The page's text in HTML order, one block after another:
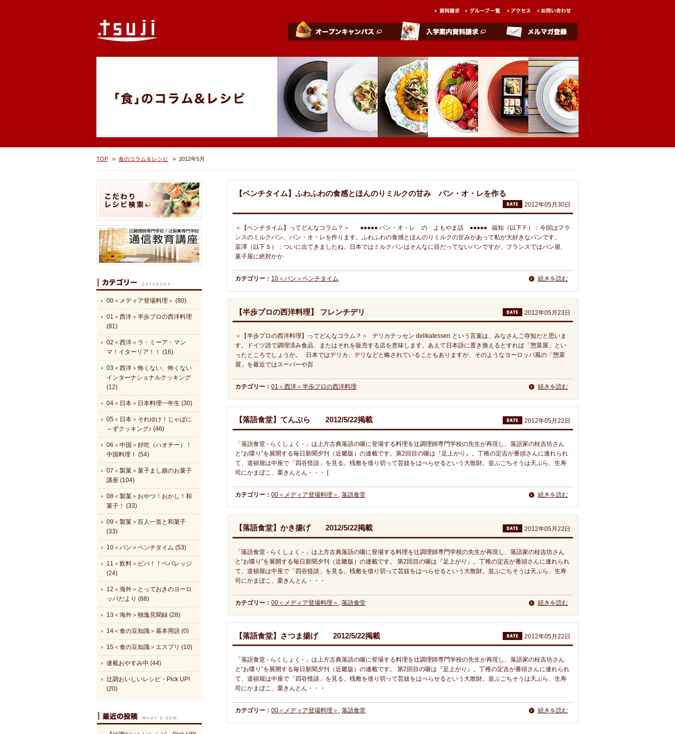
TOP 食のコラム＆レシピ 2012年5月
【ベンチタイム】ふわふわの食感とほんのりミルクの甘み パン・オ・レを作る
2012年05月30日
＜【ベンチタイム】ってどんなコラム？＞ ●●●●● パン・オ・レ の よもやま話 ●●●●● 福知（以下Ｆ）：今回はフラ
ンスのミルクパン、パン・オ・レを作ります。ふわふわの食感とほんのりミルクの甘みがあって私が大好きなパンです。
韮澤（以下Ｓ）：ついに出てきましたね。日本ではミルクパンはそんなに目だってないパンですが、フランスではパン屋、
菓子屋に絶対かか
カテゴリー： 10＜パン＞ベンチタイム 続きを読む
【半歩プロの西洋料理】 フレンチデリ 2012年05月23日
＜【半歩プロの西洋料理】ってどんなコラム？＞ デリカテッセン delikatessen という言葉は、みなさんご存知だと思いま
す。ドイツ語で調理済み食品、またはそれを販売する店を意味します。あえて日本語に置き換えるとすれば「惣菜屋」とい
ったところでしょうか。 日本ではデリカ、デリなどと略されていることもありますが、そのようなヨーロッパ風の「惣菜
屋」を最近ではスーパーや百
カテゴリー： 01＜西洋＞半歩プロの西洋料理 続きを読む
【落語食堂】てんぷら 2012/5/22掲載 2012年05月22日
「落語食堂 - らくしょく - 」は上方古典落語の噺に登場する料理を辻調理師専門学校の先生が再現し、落語家の桂吉坊さん
と“お喋り”を展開する毎日新聞夕刊（近畿版）の連載です。第2回目の噺は『足上がり』。丁稚の定吉が番頭さんに連れられ
て、道頓堀は中座で「四谷怪談」を見る。桟敷を借り切って芸妓をはべらせるという大散財。並ぶごちそうは天ぷら、生寿
司にかまぼこ、栗きんとん・・・ [
カテゴリー： 00＜メディア登場料理＞ , 落語食堂 続きを読む
【落語食堂】かき揚げ 2012/5/22掲載 2012年05月22日
「落語食堂 - らくしょく - 」は上方古典落語の噺に登場する料理を辻調理師専門学校の先生が再現し、落語家の桂吉坊さん
と“お喋り”を展開する毎日新聞夕刊（近畿版）の連載です。 第2回目の噺は『足上がり』。丁稚の定吉が番頭さんに連れられ
て、道頓堀は中座で「四谷怪談」を見る。桟敷を借り切って芸妓をはべらせるという大散財。並ぶごちそうは天ぷら、生寿
司にかまぼこ、栗きんとん・・・
カテゴリー： 00＜メディア登場料理＞ 落語食堂 続きを読む
【落語食堂】さつま揚げ 2012/5/22掲載 2012年05月22日
「落語食堂 - らくしょく - 」は上方古典落語の噺に登場する料理を辻調理師専門学校の先生が再現し、落語家の桂吉坊さん
と“お喋り”を展開する毎日新聞夕刊（近畿版）の連載です。 第2回目の噺は『足上がり』。丁稚の定吉が番頭さんに連れられ
て、道頓堀は中座で「四谷怪談」を見る。桟敷を借り切って芸妓をはべらせるという大散財。並ぶごちそうは天ぷら、生寿
司にかまぼこ、栗きんとん・・・
カテゴリー： 00＜メディア登場料理＞ , 落語食堂 続きを読む
00＜メディア登場料理＞ (80)
01＜西洋＞半歩プロの西洋料理
(81)
02＜西洋＞ラ・ミーア・マン
マ！イターリア！！ (16)
03＜西洋＞怖くない、怖くない
インターナショナルクッキング
(12)
04＜日本＞日本料理一年生 (30)
05＜日本＞それゆけ！じゃぱに
～ずクッキング♪ (46)
06＜中国＞好吃（ハオチー）！
中国料理！ (54)
07＜製菓＞菓子まし娘のお菓子
講座 (104)
08＜製菓＞おやつ！おかし！和
菓子！ (33)
09＜製菓＞百人一首と和菓子
(33)
10＜パン＞ベンチタイム (53)
11＜飲料＞ビバ！！ベバレッジ
(24)
12＜海外＞とっておきのヨーロ
ッパだより (88)
13＜海外＞独逸見聞録 (28)
14＜食の豆知識＞基本用語 (0)
15＜食の豆知識＞エスプリ (10)
連載おやすみ中 (44)
辻調おいしいレシピ・Pick UP!
(20)